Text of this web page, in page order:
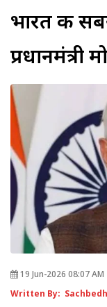
भारत की
प्रधानमंत्री
19 Jun-2026 08:07 AM
Written By: